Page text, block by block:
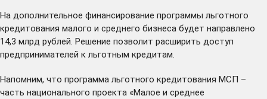
На дополнительное финансирование программы льготного
кредитования малого и среднего бизнеса будет направлено
14,3 млрд рублей. Решение позволит расширить доступ
предпринимателей к льготным кредитам.
Напомним, что программа льготного кредитования МСП –
часть национального проекта «Малое и среднее